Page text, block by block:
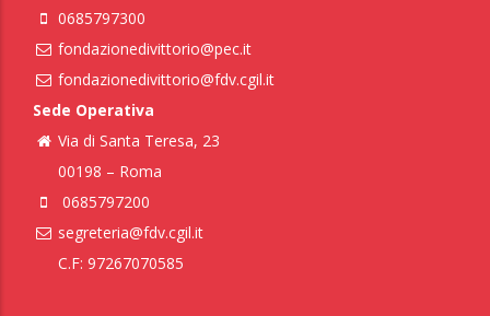
0685797300
fondazionedivittorio@pec.it
fondazionedivittorio@fdv.cgil.it
Sede Operativa
Via di Santa Teresa, 23
00198 – Roma
0685797200
segreteria@fdv.cgil.it
C.F: 97267070585